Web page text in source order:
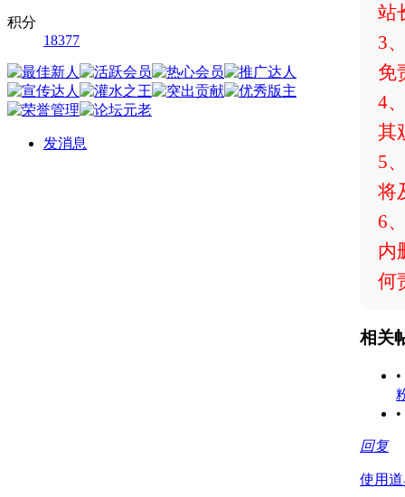
积分
18377
发消息
站
3
免
4
其
5
将
6
内
何
相关
•
•
回复
使用